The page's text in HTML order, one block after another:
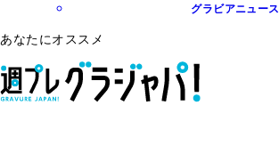
グラビアニュース
あなたにオススメ